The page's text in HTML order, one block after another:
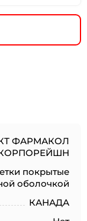
ФАРМАКОЛ
покрытые
оболочкой
КАНАДА
я даю свое
данных, в
условиях и для
обработку